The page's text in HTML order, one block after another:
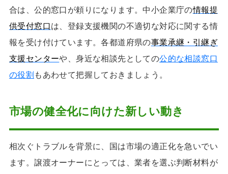
合は、公的窓口が頼りになります。中小企業庁の情報提
供受付窓口 は、登録支援機関の不適切な対応に関する情
報を受け付けています。各都道府県の事業承継・引継ぎ
支援センターや、身近な相談先としての公的な相談窓口
の役割 もあわせて把握しておきましょう。
市場の健全化に向けた新しい動き
相次ぐトラブルを背景に、国は市場の適正化を急いでい
ます。譲渡オーナーにとっては、業者を選ぶ判断材料が